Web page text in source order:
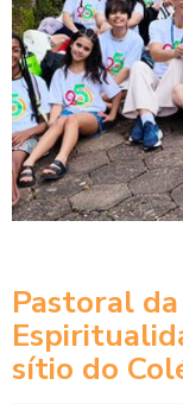
Pastoral
sítio do